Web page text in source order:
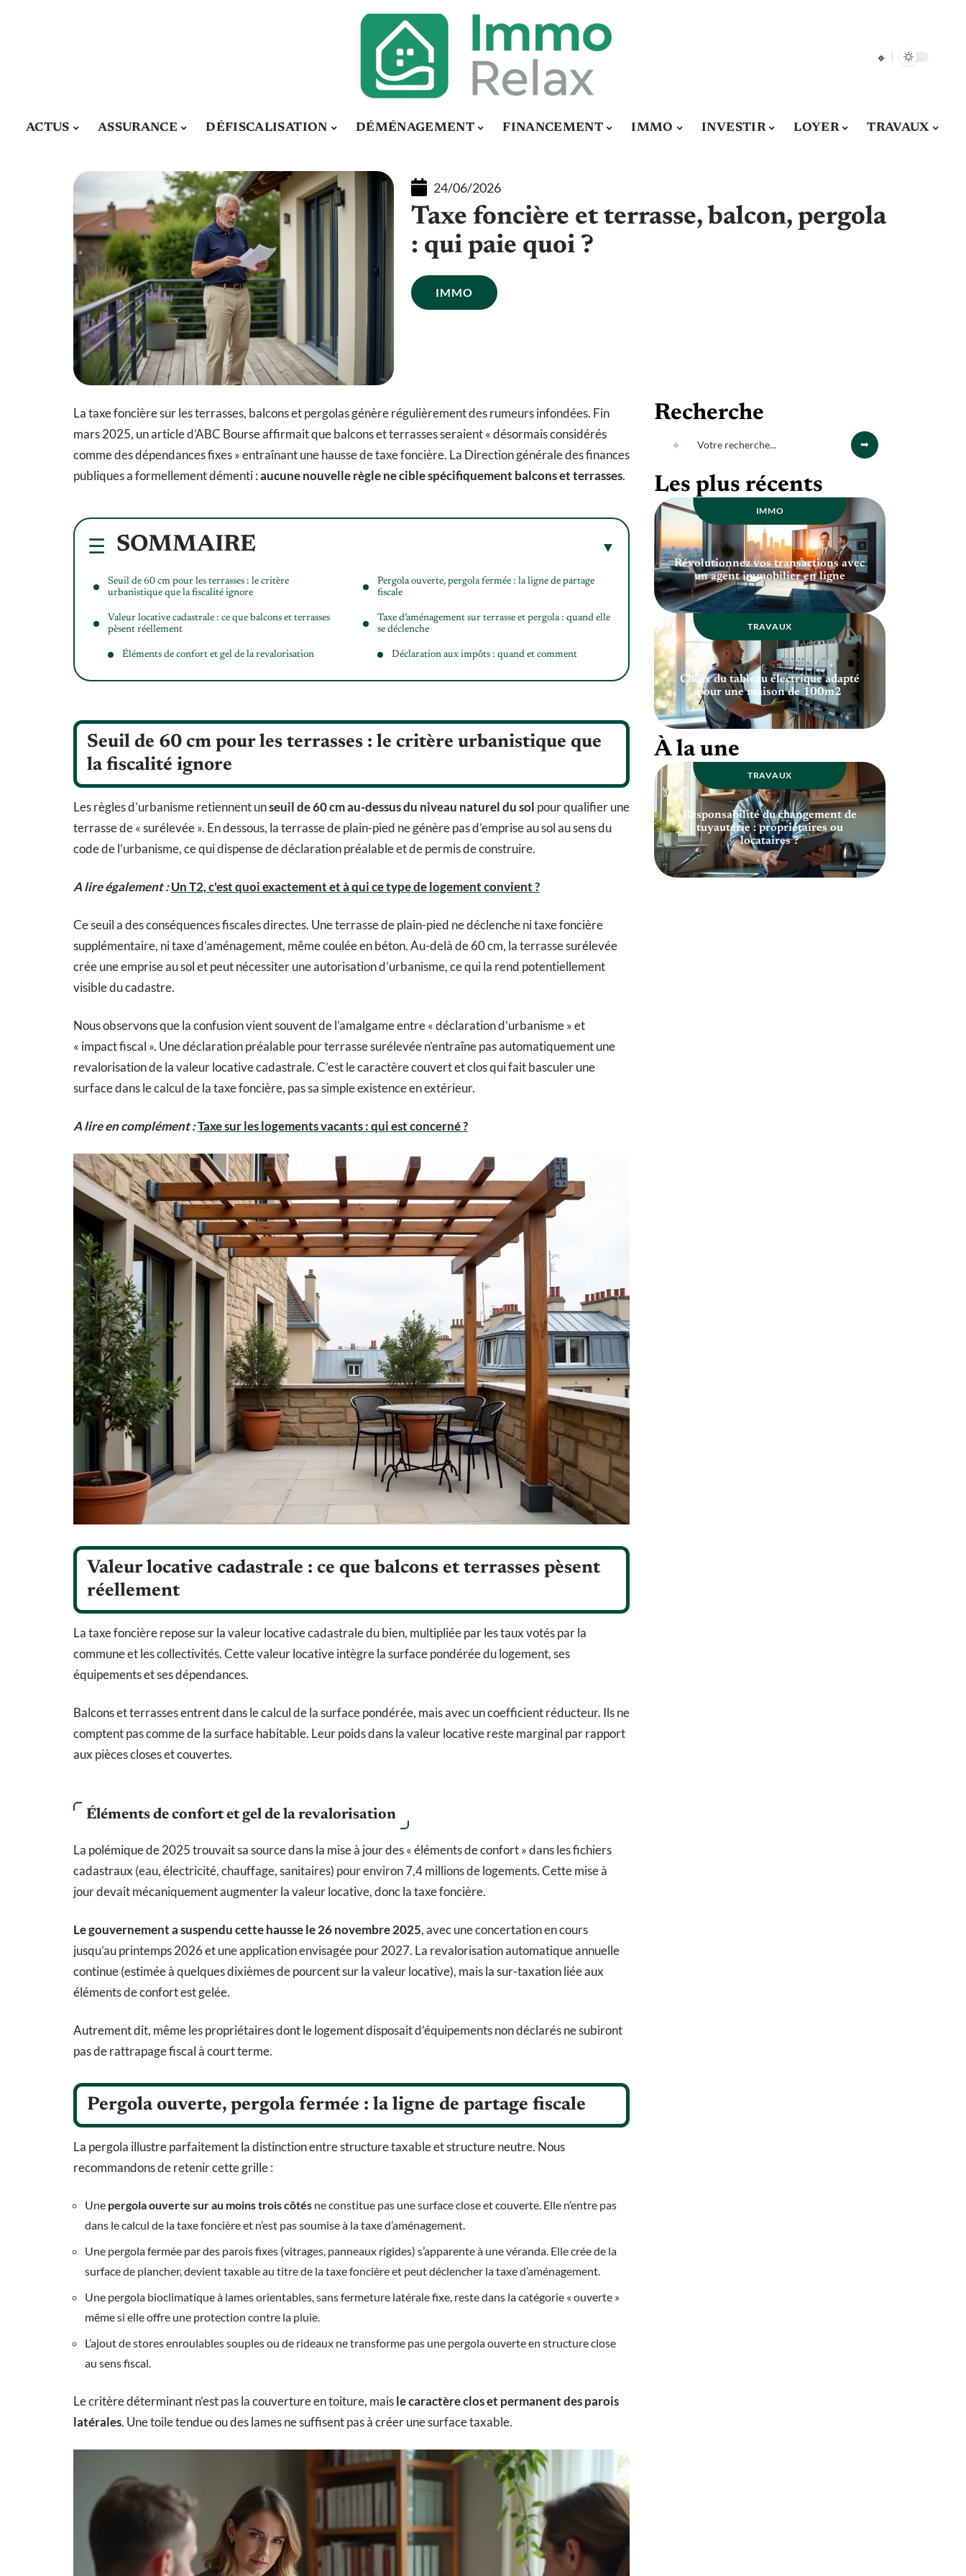
ACTUS ASSURANCE DÉFISCALISATION DÉMÉNAGEMENT FINANCEMENT IMMO INVESTIR LOYER TRAVAUX
24/06/2026
Taxe foncière et terrasse, balcon, pergola
: qui paie quoi ?
IMMO
La taxe foncière sur les terrasses, balcons et pergolas génère régulièrement des rumeurs infondées. Fin
mars 2025, un article d’ABC Bourse affirmait que balcons et terrasses seraient « désormais considérés
comme des dépendances fixes » entraînant une hausse de taxe foncière. La Direction générale des finances
publiques a formellement démenti :aucune nouvelle règle ne cible spécifiquement balcons et terrasses.
SOMMAIRE
Seuil de 60 cm pour les terrasses : le critère
urbanistique que la fiscalité ignore
Valeur locative cadastrale : ce que balcons et terrasses
pèsent réellement
Éléments de confort et gel de la revalorisation
Pergola ouverte, pergola fermée : la ligne de partage
fiscale
Taxe d’aménagement sur terrasse et pergola : quand elle
se déclenche
Déclaration aux impôts : quand et comment
Seuil de 60 cm pour les terrasses : le critère urbanistique que
la fiscalité ignore
Les règles d’urbanisme retiennent unseuil de 60 cm au-dessus du niveau naturel du sol pour qualifier une
terrasse de « surélevée ». En dessous, la terrasse de plain-pied ne génère pas d’emprise au sol au sens du
code de l’urbanisme, ce qui dispense de déclaration préalable et de permis de construire.
A lire également :Un T2, c'est quoi exactement et à qui ce type de logement convient ?
Ce seuil a des conséquences fiscales directes. Une terrasse de plain-pied ne déclenche ni taxe foncière
supplémentaire, ni taxe d’aménagement, même coulée en béton. Au-delà de 60 cm, la terrasse surélevée
crée une emprise au sol et peut nécessiter une autorisation d’urbanisme, ce qui la rend potentiellement
visible du cadastre.
Nous observons que la confusion vient souvent de l’amalgame entre « déclaration d’urbanisme » et
« impact fiscal ». Une déclaration préalable pour terrasse surélevée n’entraîne pas automatiquement une
revalorisation de la valeur locative cadastrale. C’est le caractère couvert et clos qui fait basculer une
surface dans le calcul de la taxe foncière, pas sa simple existence en extérieur.
A lire en complément :Taxe sur les logements vacants : qui est concerné ?
Valeur locative cadastrale : ce que balcons et terrasses pèsent
réellement
La taxe foncière repose sur la valeur locative cadastrale du bien, multipliée par les taux votés par la
commune et les collectivités. Cette valeur locative intègre la surface pondérée du logement, ses
équipements et ses dépendances.
Balcons et terrasses entrent dans le calcul de la surface pondérée, mais avec un coefficient réducteur. Ils ne
comptent pas comme de la surface habitable. Leur poids dans la valeur locative reste marginal par rapport
aux pièces closes et couvertes.
Éléments de confort et gel de la revalorisation
La polémique de 2025 trouvait sa source dans la mise à jour des « éléments de confort » dans les fichiers
cadastraux (eau, électricité, chauffage, sanitaires) pour environ 7,4 millions de logements. Cette mise à
jour devait mécaniquement augmenter la valeur locative, donc la taxe foncière.
Le gouvernement a suspendu cette hausse le 26 novembre 2025, avec une concertation en cours
jusqu’au printemps 2026 et une application envisagée pour 2027. La revalorisation automatique annuelle
continue (estimée à quelques dixièmes de pourcent sur la valeur locative), mais la sur-taxation liée aux
éléments de confort est gelée.
Autrement dit, même les propriétaires dont le logement disposait d’équipements non déclarés ne subiront
pas de rattrapage fiscal à court terme.
Pergola ouverte, pergola fermée : la ligne de partage fiscale
La pergola illustre parfaitement la distinction entre structure taxable et structure neutre. Nous
recommandons de retenir cette grille :
Une pergola ouverte sur au moins trois côtés ne constitue pas une surface close et couverte. Elle n’entre pas
dans le calcul de la taxe foncière et n’est pas soumise à la taxe d’aménagement.
Une pergola fermée par des parois fixes (vitrages, panneaux rigides) s’apparente à une véranda. Elle crée de la
surface de plancher, devient taxable au titre de la taxe foncière et peut déclencher la taxe d’aménagement.
Une pergola bioclimatique à lames orientables, sans fermeture latérale fixe, reste dans la catégorie « ouverte »
même si elle offre une protection contre la pluie.
L’ajout de stores enroulables souples ou de rideaux ne transforme pas une pergola ouverte en structure close
au sens fiscal.
Le critère déterminant n’est pas la couverture en toiture, maisle caractère clos et permanent des parois
latérales. Une toile tendue ou des lames ne suffisent pas à créer une surface taxable.
Recherche
Les plus récents
IMMO
Révolutionnez vos transactions avec
un agent immobilier en ligne
TRAVAUX
Choix du tableau électrique adapté
pour une maison de 100m2
À la une
TRAVAUX
Responsabilité du changement de
tuyauterie : propriétaires ou
locataires ?